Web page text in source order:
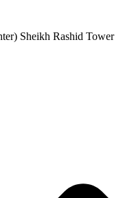
Sheikh Rashid Tower